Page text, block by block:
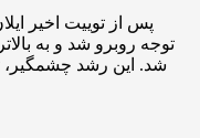
پس از توییت اخیر
توجه روبرو شد و به
شد. این رشد چشمگیر،